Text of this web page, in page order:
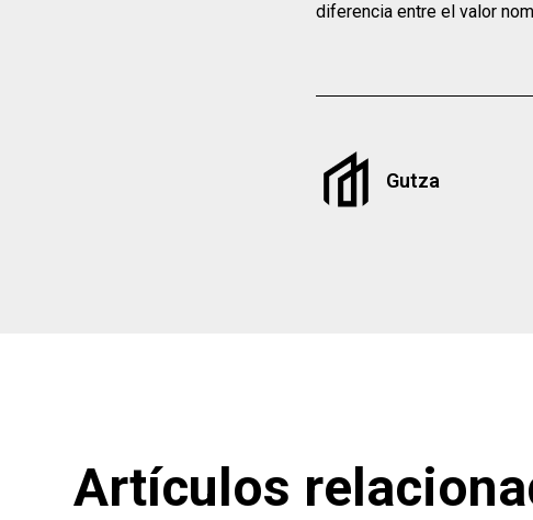
diferencia entre el valor
Gutza
Artículos